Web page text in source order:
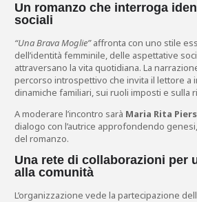
Un romanzo che interroga
sociali
“Una Brava Moglie”affronta con uno stile
dell’identità femminile, delle aspettative
attraversano la vita quotidiana. La
percorso introspettivo che invita il lettore a
dinamiche familiari, sui ruoli imposti e sulla
A moderare l’incontro sarà Maria Rita
dialogo con l’autrice approfondendo
del romanzo.
Una rete di collaborazioni per
alla comunità
L’organizzazione vede la partecipazione